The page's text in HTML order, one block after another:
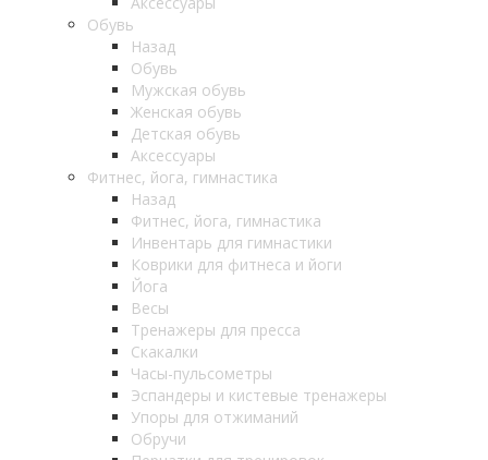
Обувь
Назад
Обувь
Мужская обувь
Женская обувь
Детская обувь
Аксессуары
Фитнес, йога, гимнастика
Назад
Фитнес, йога, гимнастика
Инвентарь для гимнастики
Коврики для фитнеса и йоги
Йога
Весы
Тренажеры для пресса
Скакалки
Часы-пульсометры
Эспандеры и кистевые тренажеры
Упоры для отжиманий
Обручи